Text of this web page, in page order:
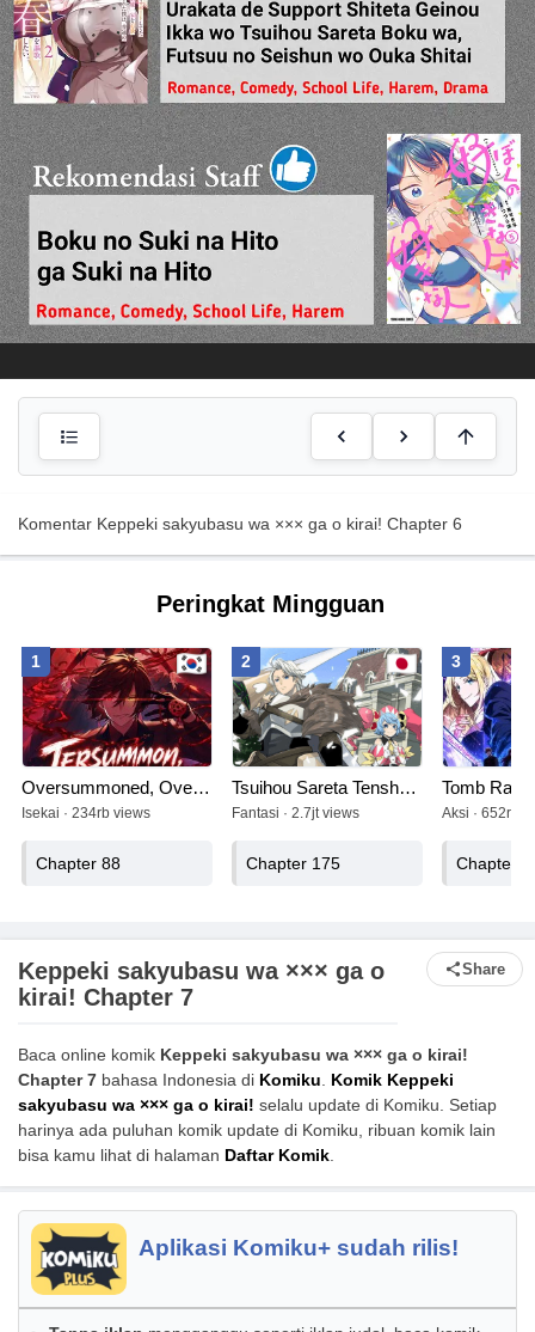
Komentar Keppeki sakyubasu wa ××× ga o kirai! Chapter 6
Peringkat Mingguan
1
Oversummoned, Overpowered, and Over It!
Isekai · 234rb views
Chapter 88
2
Tsuihou Sareta Tenshou Juu Kishi wa Game Chishiki de Musou Suru
Fantasi · 2.7jt views
Chapter 175
3
Tomb
Aksi · 652rb
Chapter
Keppeki sakyubasu wa ××× ga o
kirai! Chapter 7
Share
Baca online komik Keppeki sakyubasu wa ××× ga o kirai!
Chapter 7 bahasa Indonesia di Komiku. Komik Keppeki
sakyubasu wa ××× ga o kirai! selalu update di Komiku. Setiap
harinya ada puluhan komik update di Komiku, ribuan komik lain
bisa kamu lihat di halaman Daftar Komik.
Aplikasi Komiku+ sudah rilis!